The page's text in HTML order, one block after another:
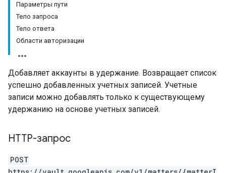
Параметры пути
Тело запроса
Тело ответа
Области авторизации
Добавляет аккаунты в удержание. Возвращает список
успешно добавленных учетных записей. Учетные
записи можно добавлять только к существующему
удержанию на основе учетных записей.
HTTP-запрос
POST